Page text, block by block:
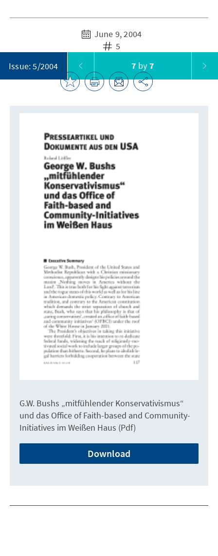
June 9, 2004
5
Issue: 5/2004
7 by 7
G.W. Bushs „mitfühlender Konservativismus“
und das Office of Faith-based and Community-
Initiatives im Weißen Haus (Pdf)
Download